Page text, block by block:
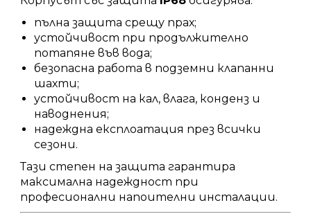
пълна защита срещу прах;
устойчивост при продължително
потапяне във вода;
безопасна работа в подземни клапанни
шахти;
устойчивост на кал, влага, конденз и
наводнения;
надеждна експлоатация през всички
сезони.
Тази степен на защита гарантира
максимална надеждност при
професионални напоителни инсталации.